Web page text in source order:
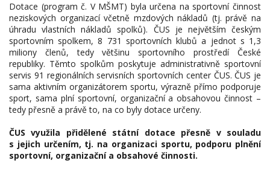
Dotace (program č. V MŠMT) byla určena na sportovní činnost
neziskových organizací včetně mzdových nákladů (tj. právě na
úhradu vlastních nákladů spolků). ČUS je největším českým
sportovním spolkem, 8 731 sportovních klubů a jednot s 1,3
miliony členů, tedy většinu sportovního prostředí České
republiky. Těmto spolkům poskytuje administrativně sportovní
servis 91 regionálních servisních sportovních center ČUS. ČUS je
sama aktivním organizátorem sportu, výrazně přímo podporuje
sport, sama plní sportovní, organizační a obsahovou činnost –
tedy přesně a právě to, na co byly dotace určeny.
ČUS využila přidělené státní dotace přesně v souladu
s jejich určením, tj. na organizaci sportu, podporu plnění
sportovní, organizační a obsahové činnosti.